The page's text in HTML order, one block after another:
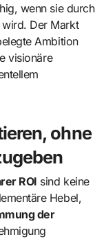
wenn sie durch
Der Markt
Ambition
visionäre
ohne
ROI sind keine
Hebel,
der